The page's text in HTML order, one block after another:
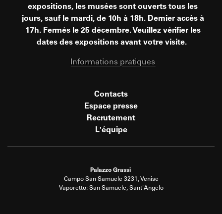
expositions, les musées sont ouverts tous les
jours, sauf le mardi, de 10h à 18h. Dernier accès à
17h. Fermés le 25 décembre. Veuillez vérifier les
dates des expositions avant votre visite.
Informations pratiques
Contacts
Espace presse
Recrutement
L'équipe
Palazzo Grassi
Campo San Samuele 3231, Venise
Vaporetto: San Samuele, Sant'Angelo